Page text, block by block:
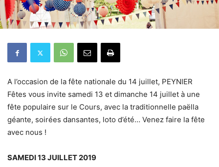
A l’occasion de la fête nationale du 14 juillet, PEYNIER
Fêtes vous invite samedi 13 et dimanche 14 juillet à une
fête populaire sur le Cours, avec la traditionnelle paëlla
géante, soirées dansantes, loto d’été… Venez faire la fête
avec nous !
SAMEDI 13 JUILLET 2019